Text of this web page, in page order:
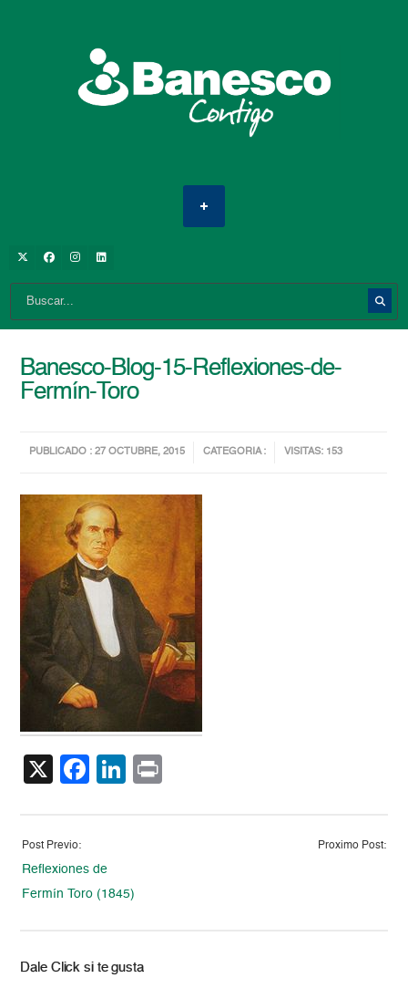
Banesco-Blog-15-Reflexiones-de-
Fermín-Toro
PUBLICADO : 27 OCTUBRE, 2015 CATEGORIA : VISITAS: 153
X Facebook
LinkedIn
Post Previo:
Reflexiones de
Fermín Toro (1845)
Proximo Post:
Dale Click si te gusta